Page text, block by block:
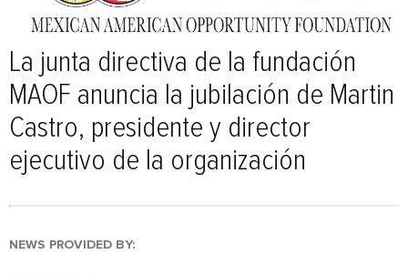
La junta directiva de la fundación
MAOF anuncia la jubilación de Martin
Castro, presidente y director
ejecutivo de la organización
NEWS PROVIDED BY: